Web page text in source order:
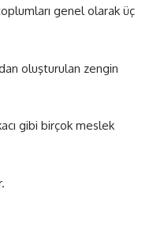
genel olarak üç
oluşturulan zengin
gibi birçok meslek